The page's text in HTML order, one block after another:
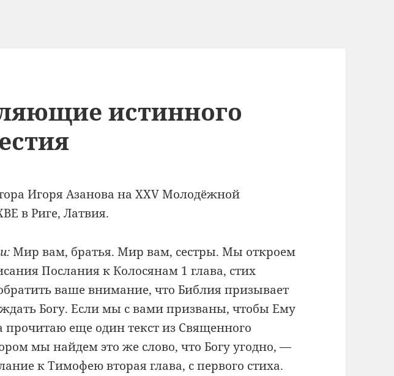
истинного
Игоря Азанова на XXV Молодёжной
в Риге, Латвия.
Мир вам, братья. Мир вам, сестры. Мы откроем
Послания к Колосянам 1 глава, стих
ваше внимание, что Библия призывает
Богу. Если мы с вами призваны, чтобы Ему
прочитаю еще один текст из Священного
мы найдем это же слово, что Богу угодно, —
к Тимофею вторая глава, с первого стиха.